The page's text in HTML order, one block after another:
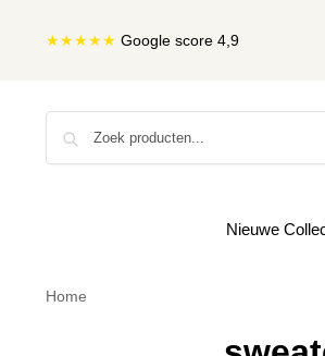
★★★★★ Google score 4,9
Nieuwe
Home